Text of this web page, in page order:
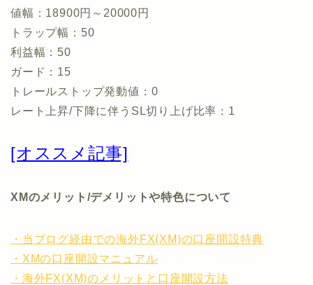
値幅：18900円～20000円
トラップ幅：50
利益幅：50
ガード：15
トレールストップ発動値：0
レート上昇/下降に伴うSL切り上げ比率：1
[オススメ記事]
XMのメリット/デメリットや特色について
・当ブログ経由での海外FX(XM)の口座開設特典
・XMの口座開設マニュアル
・海外FX(XM)のメリットと口座開設方法